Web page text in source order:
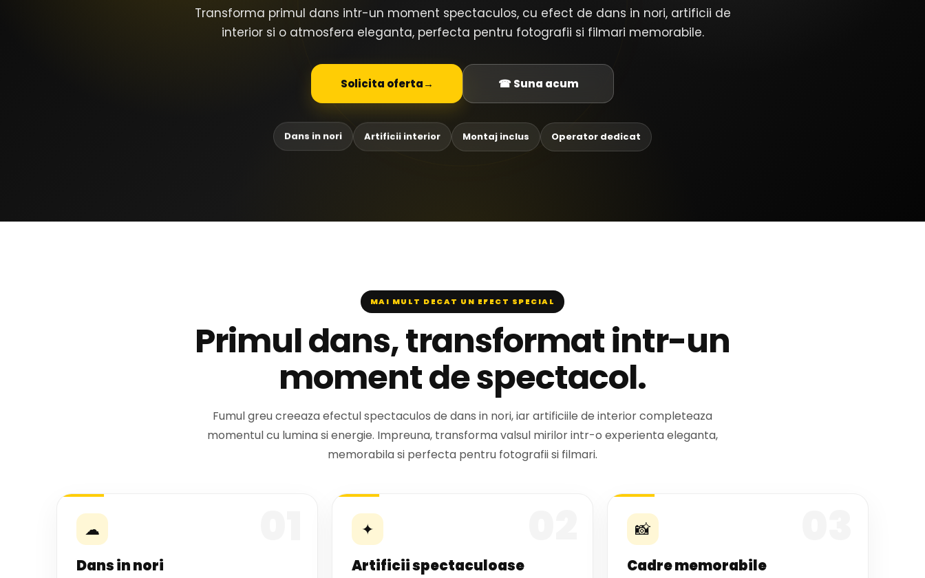
Transforma primul dans intr-un moment spectaculos, cu efect de dans in nori, artificii de
interior si o atmosfera eleganta, perfecta pentru fotografii si filmari memorabile.
Solicita oferta→ ☎ Suna acum
Dans in nori Artificii interior Montaj inclus Operator dedicat
MAI MULT DECAT UN EFECT SPECIAL
Primul dans, transformat intr-un
moment de spectacol.
Fumul greu creeaza efectul spectaculos de dans in nori, iar artificiile de interior completeaza
momentul cu lumina si energie. Impreuna, transforma valsul mirilor intr-o experienta eleganta,
memorabila si perfecta pentru fotografii si filmari.
☁
Dans in nori
✦
Artificii spectaculoase
📸
Cadre memorabile